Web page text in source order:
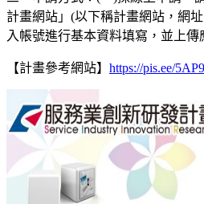
計畫網站」(以下稱計畫網站，網址
入帳號進行基本資料填寫，並上傳
【計畫參考網站】 https://pis.ee/